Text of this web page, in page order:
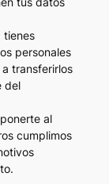
tienes
personales
transferirlos
del
al
cumplimos